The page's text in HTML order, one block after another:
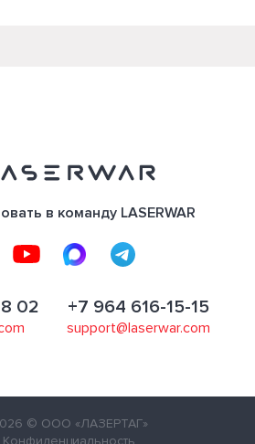
в команду LASERWAR
02 +7 964 616-15-15
support@laserwar.com
© ООО «ЛАЗЕРТАГ»
Конфиденциальность